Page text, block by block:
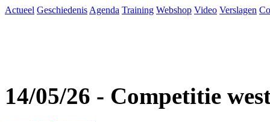
Actueel Geschiedenis Agenda Training Webshop Video Verslagen
14/05/26 - Competitie